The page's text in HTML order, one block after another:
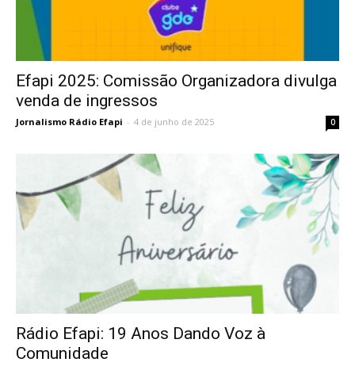
Efapi 2025: Comissão Organizadora divulga
venda de ingressos
Jornalismo Rádio Efapi - 4 de junho de 2025 0
Rádio Efapi: 19 Anos Dando Voz à
Comunidade